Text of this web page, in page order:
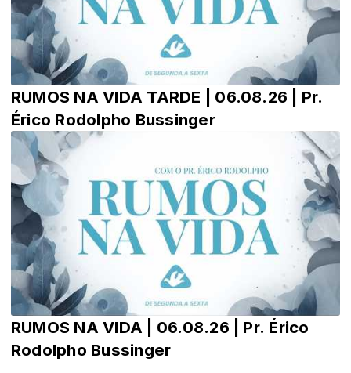
RUMOS NA VIDA TARDE | 06.08.26 | Pr.
Érico Rodolpho Bussinger
RUMOS NA VIDA | 06.08.26 | Pr. Érico
Rodolpho Bussinger